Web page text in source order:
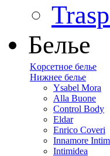
Белье
Kорсетное белье
Нижнее белье
Ysabel Mora
Alla Buone
Control Body
Eldar
Enrico Coveri
Innamore
Intimidea